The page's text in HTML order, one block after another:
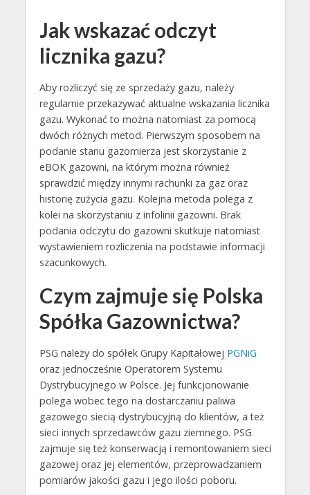
Jak wskazać odczyt
licznika gazu?
Aby rozliczyć się ze sprzedaży gazu, należy
regularnie przekazywać aktualne wskazania licznika
gazu. Wykonać to można natomiast za pomocą
dwóch różnych metod. Pierwszym sposobem na
podanie stanu gazomierza jest skorzystanie z
eBOK gazowni, na którym można również
sprawdzić między innymi rachunki za gaz oraz
historię zużycia gazu. Kolejna metoda polega z
kolei na skorzystaniu z infolinii gazowni. Brak
podania odczytu do gazowni skutkuje natomiast
wystawieniem rozliczenia na podstawie informacji
szacunkowych.
Czym zajmuje się Polska
Spółka Gazownictwa?
PSG należy do spółek Grupy Kapitałowej PGNiG
oraz jednocześnie Operatorem Systemu
Dystrybucyjnego w Polsce. Jej funkcjonowanie
polega wobec tego na dostarczaniu paliwa
gazowego siecią dystrybucyjną do klientów, a też
sieci innych sprzedawców gazu ziemnego. PSG
zajmuje się też konserwacją i remontowaniem sieci
gazowej oraz jej elementów, przeprowadzaniem
pomiarów jakości gazu i jego ilości poboru.